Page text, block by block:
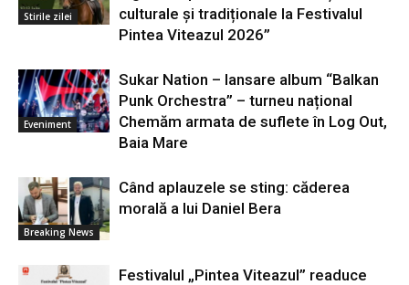
Stirile zilei
culturale și tradiționale la Festivalul
Pintea Viteazul 2026”
Eveniment
Sukar Nation – lansare album “Balkan
Punk Orchestra” – turneu național
Chemăm armata de suflete în Log Out,
Baia Mare
Breaking News
Când aplauzele se sting: căderea
morală a lui Daniel Bera
Festivalul „Pintea Viteazul” readuce